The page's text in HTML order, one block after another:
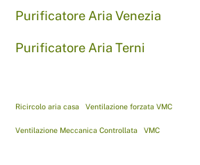
Purificatore Aria Venezia
Purificatore Aria Terni
Ricircolo aria casa Ventilazione forzata VMC
Ventilazione Meccanica Controllata VMC